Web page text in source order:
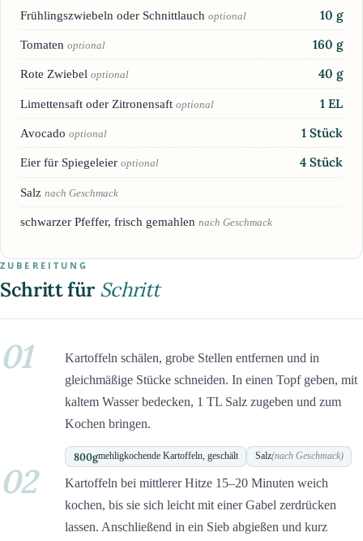
Frühlingszwiebeln oder Schnittlauch optional 10 g
Tomaten optional 160 g
Rote Zwiebel optional 40 g
Limettensaft oder Zitronensaft optional 1 EL
Avocado optional 1 Stück
Eier für Spiegeleier optional 4 Stück
Salz nach Geschmack
schwarzer Pfeffer, frisch gemahlen nach Geschmack
ZUBEREITUNG
Schritt für Schritt
01
Kartoffeln schälen, grobe Stellen entfernen und in
gleichmäßige Stücke schneiden. In einen Topf geben, mit
kaltem Wasser bedecken, 1 TL Salz zugeben und zum
Kochen bringen.
800gmehligkochende Kartoffeln, geschält Salz(nach Geschmack)
02
Kartoffeln bei mittlerer Hitze 15–20 Minuten weich
kochen, bis sie sich leicht mit einer Gabel zerdrücken
lassen. Anschließend in ein Sieb abgießen und kurz